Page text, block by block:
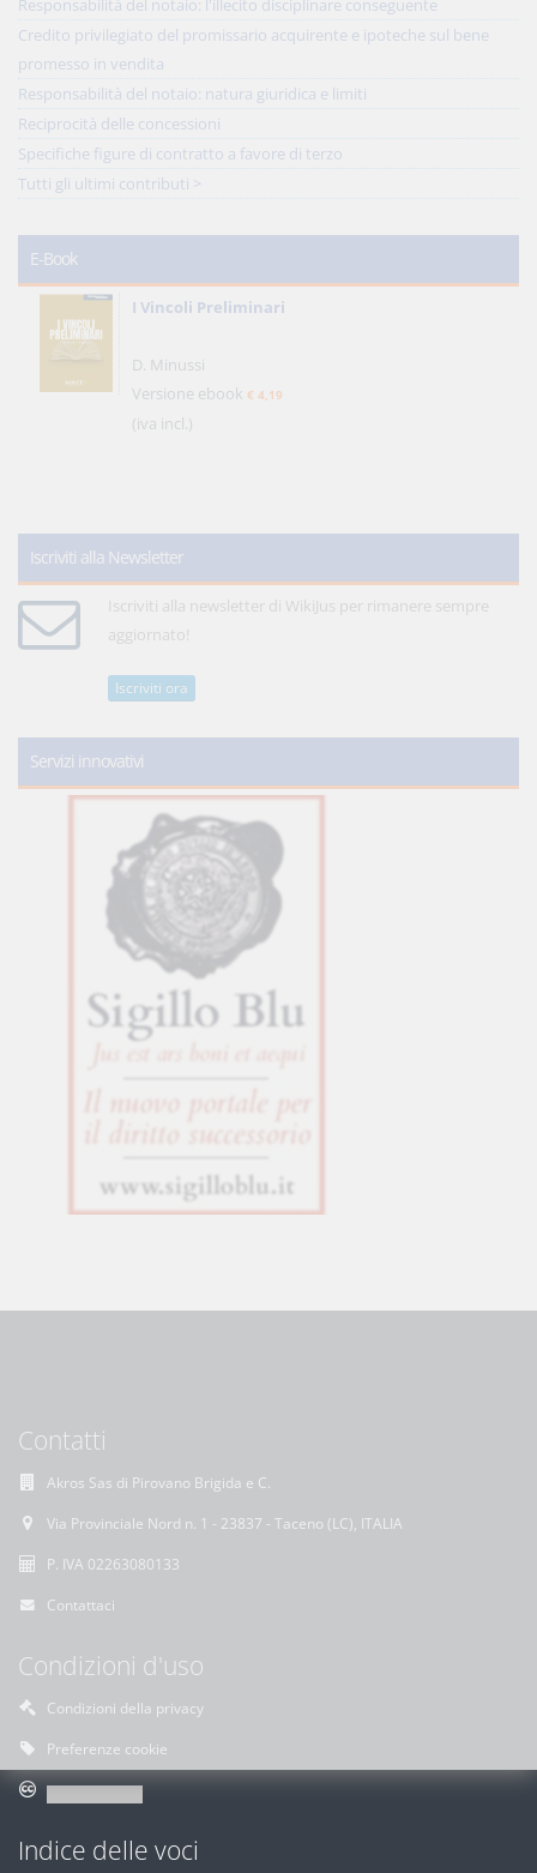
Responsabilità del notaio: l'illecito disciplinare conseguente
Credito privilegiato del promissario acquirente e ipoteche sul bene
promesso in vendita
Responsabilità del notaio: natura giuridica e limiti
Reciprocità delle concessioni
Specifiche figure di contratto a favore di terzo
Tutti gli ultimi contributi >
E-Book
I Vincoli Preliminari
D. Minussi
Versione ebook € 4,19
(iva incl.)
Iscriviti alla Newsletter
Iscriviti alla newsletter di WikiJus per rimanere sempre
aggiornato!
Iscriviti ora
Servizi innovativi
Contatti
Akros Sas di Pirovano Brigida e C.
Via Provinciale Nord n. 1 - 23837 - Taceno (LC), ITALIA
P. IVA 02263080133
Contattaci
Condizioni d'uso
Condizioni della privacy
Preferenze cookie
Indice delle voci